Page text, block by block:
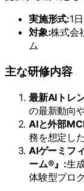
実施形式:1
対象:株式会
ム
主な研修内容
最新AIトレ
の最新動向
AIと外部
務を想定し
AIゲーミフ
ーム®』:生
体験型プロ